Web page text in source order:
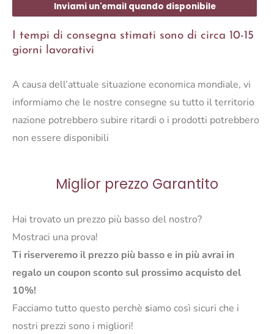
Inviami un'email quando disponibile
I tempi di consegna stimati sono di circa 10-15
giorni lavorativi
A causa dell’attuale situazione economica mondiale, vi
informiamo che le nostre consegne su tutto il territorio
nazione potrebbero subire ritardi o i prodotti potrebbero
non essere disponibili
Miglior prezzo Garantito
Hai trovato un prezzo più basso del nostro?
Mostraci una prova!
Ti riserveremo il prezzo più basso e in più avrai in
regalo un coupon sconto sul prossimo acquisto del
10%!
Facciamo tutto questo perchè siamo così sicuri che i
nostri prezzi sono i migliori!